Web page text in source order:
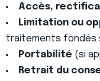
Accès,
Limitation ou
traitements fondés
Portabilité (si
Retrait du